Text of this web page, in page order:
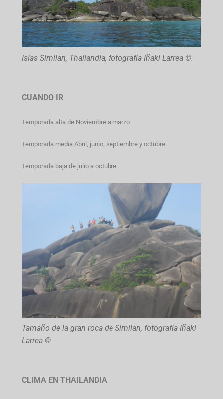
Islas Similan, Thailandia, fotografía Iñaki Larrea ©.
CUANDO IR
Temporada alta de Noviembre a marzo
Temporada media Abril, junio, septiembre y octubre.
Temporada baja de julio a octubre.
Tamaño de la gran roca de Similan, fotografía Iñaki
Larrea ©
CLIMA EN THAILANDIA